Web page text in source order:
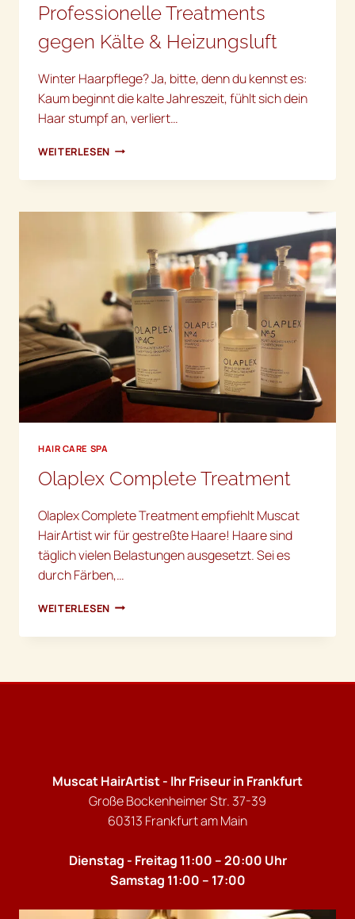
Professionelle Treatments
gegen Kälte & Heizungsluft
Winter Haarpflege? Ja, bitte, denn du kennst es:
Kaum beginnt die kalte Jahreszeit, fühlt sich dein
Haar stumpf an, verliert…
WEITERLESEN WINTER
PROFESSIONELLE
GEGEN
HEIZUNGSLUFT
HAIR CARE SPA
Olaplex Complete Treatment
Olaplex Complete Treatment empfiehlt Muscat
HairArtist wir für gestreßte Haare! Haare sind
täglich vielen Belastungen ausgesetzt. Sei es
durch Färben,…
WEITERLESEN OLAPLEX
TREATMENT
Muscat HairArtist - Ihr Friseur in Frankfurt
Große Bockenheimer Str. 37-39
60313 Frankfurt am Main
Dienstag - Freitag 11:00 – 20:00 Uhr
Samstag 11:00 – 17:00